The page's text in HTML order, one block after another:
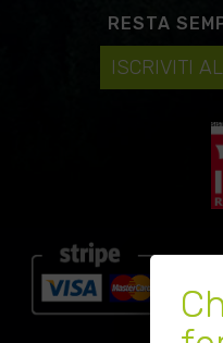
RESTA
ISCRIVITI